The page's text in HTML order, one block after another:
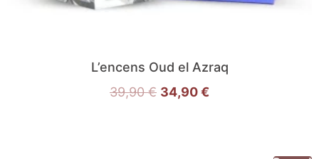
L’encens Oud el Azraq
39,90€ 34,90€